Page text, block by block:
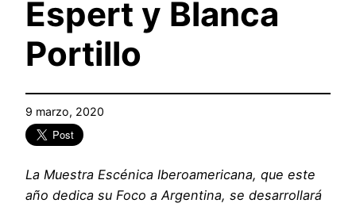
Espert y Blanca
Portillo
9 marzo, 2020
La Muestra Escénica Iberoamericana, que este
año dedica su Foco a Argentina, se desarrollará